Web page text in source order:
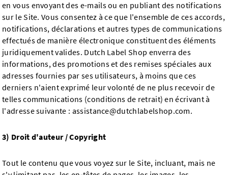
en vous envoyant des e-mails ou en publiant des notifications
sur le Site. Vous consentez à ce que l'ensemble de ces accords,
notifications, déclarations et autres types de communications
effectués de manière électronique constituent des éléments
juridiquement valides. Dutch Label Shop enverra des
informations, des promotions et des remises spéciales aux
adresses fournies par ses utilisateurs, à moins que ces
derniers n'aient exprimé leur volonté de ne plus recevoir de
telles communications (conditions de retrait) en écrivant à
l'adresse suivante : assistance@dutchlabelshop.com.
3) Droit d'auteur / Copyright
Tout le contenu que vous voyez sur le Site, incluant, mais ne